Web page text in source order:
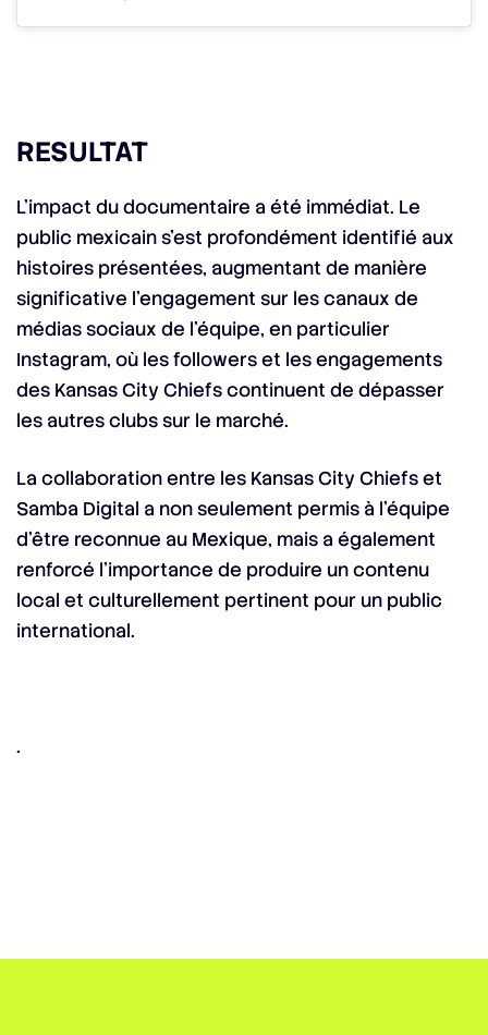
RESULTAT
L’impact du documentaire a été immédiat. Le
public mexicain s’est profondément identifié aux
histoires présentées, augmentant de manière
significative l’engagement sur les canaux de
médias sociaux de l’équipe, en particulier
Instagram, où les followers et les engagements
des Kansas City Chiefs continuent de dépasser
les autres clubs sur le marché.
La collaboration entre les Kansas City Chiefs et
Samba Digital a non seulement permis à l’équipe
d’être reconnue au Mexique, mais a également
renforcé l’importance de produire un contenu
local et culturellement pertinent pour un public
international.
.